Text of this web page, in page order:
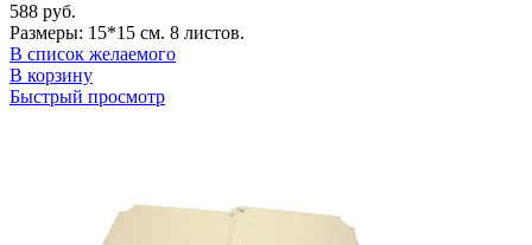
588 руб.
Размеры: 15*15 см. 8 листов.
В список желаемого
В корзину
Быстрый просмотр